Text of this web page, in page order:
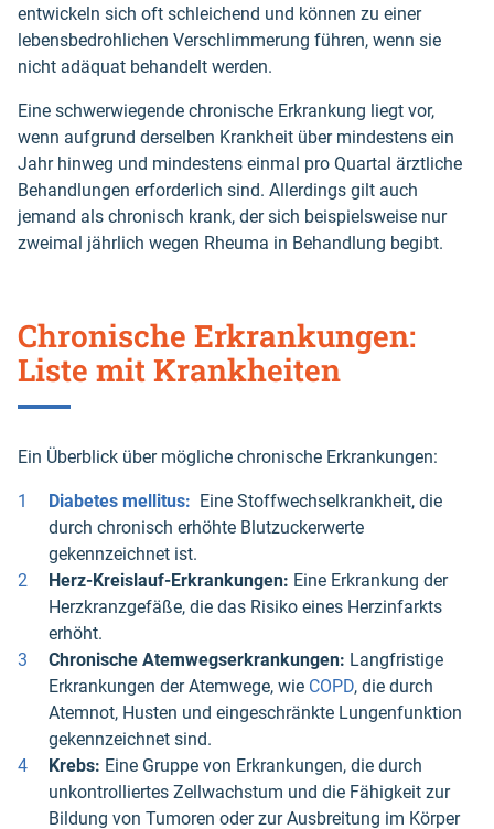
entwickeln sich oft schleichend und können zu einer
lebensbedrohlichen Verschlimmerung führen, wenn sie
nicht adäquat behandelt werden.
Eine schwerwiegende chronische Erkrankung liegt vor,
wenn aufgrund derselben Krankheit über mindestens ein
Jahr hinweg und mindestens einmal pro Quartal ärztliche
Behandlungen erforderlich sind. Allerdings gilt auch
jemand als chronisch krank, der sich beispielsweise nur
zweimal jährlich wegen Rheuma in Behandlung begibt.
Chronische Erkrankungen:
Liste mit Krankheiten
Ein Überblick über mögliche chronische Erkrankungen:
Diabetes mellitus: Eine Stoffwechselkrankheit, die
durch chronisch erhöhte Blutzuckerwerte
gekennzeichnet ist.
Herz-Kreislauf-Erkrankungen: Eine Erkrankung der
Herzkranzgefäße, die das Risiko eines Herzinfarkts
erhöht.
Chronische Atemwegserkrankungen: Langfristige
Erkrankungen der Atemwege, wie COPD, die durch
Atemnot, Husten und eingeschränkte Lungenfunktion
gekennzeichnet sind.
Krebs: Eine Gruppe von Erkrankungen, die durch
unkontrolliertes Zellwachstum und die Fähigkeit zur
Bildung von Tumoren oder zur Ausbreitung im Körper